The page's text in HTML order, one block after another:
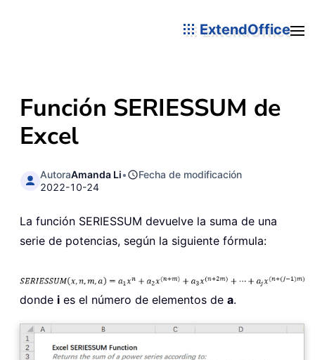
ExtendOffice
Función SERIESSUM de
Excel
AutoraAmanda Li•
Fecha de modificación
2022-10-24
La función SERIESSUM devuelve la suma de una
serie de potencias, según la siguiente fórmula:
donde i es el número de elementos de a.